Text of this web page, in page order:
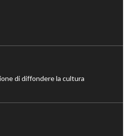
di diffondere la cultura